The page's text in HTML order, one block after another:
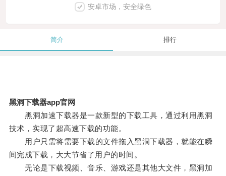
安卓市场，安全绿色
简介 排行
黑洞下载器app官网
黑洞加速下载器是一款新型的下载工具，通过利用黑洞
技术，实现了超高速下载的功能。
用户只需将需要下载的文件拖入黑洞下载器，就能在瞬
间完成下载，大大节省了用户的时间。
无论是下载视频、音乐、游戏还是其他大文件，黑洞加